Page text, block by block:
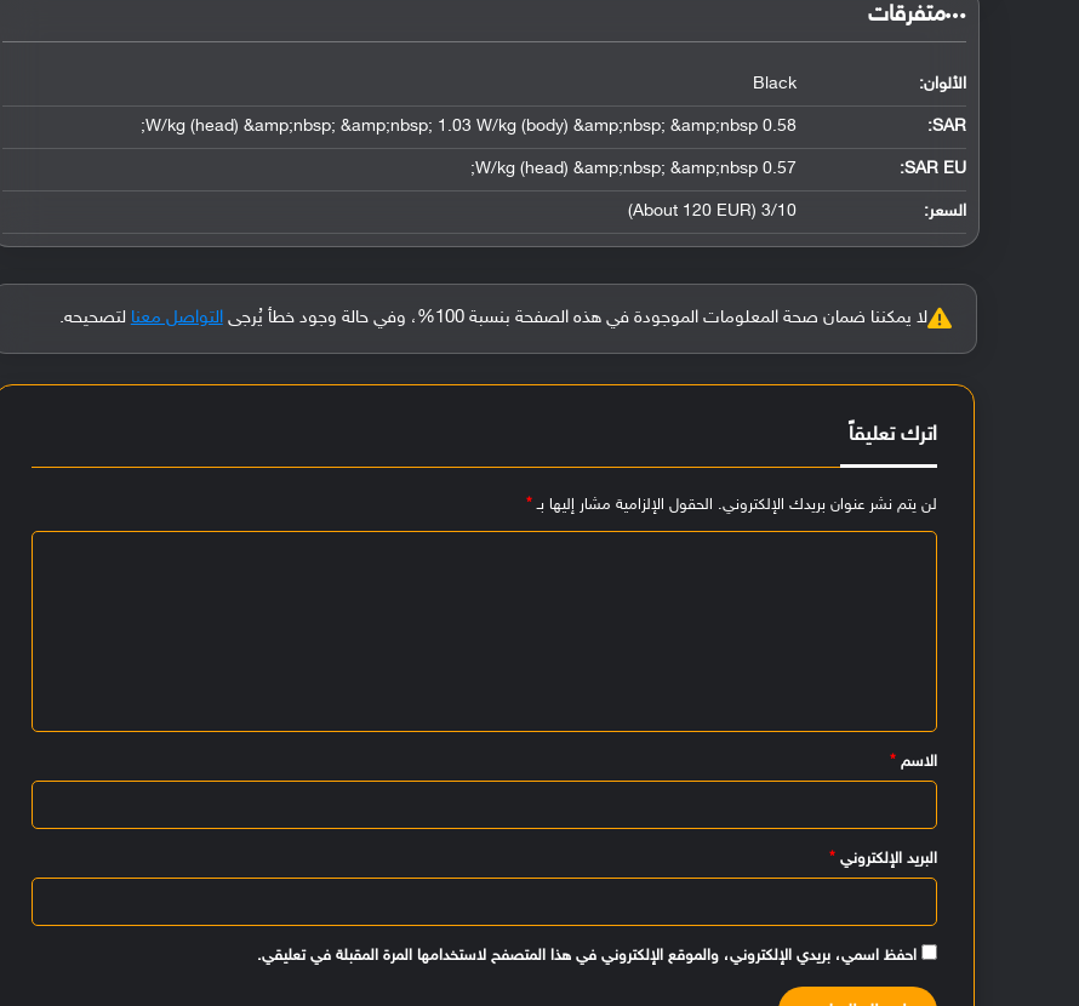
‏متفرقات‏
الألوان: Black
SAR
:
0.58 W/kg (head) &amp;nbsp; &amp;nbsp; 1.03 W/kg (body) &amp;nbsp; &amp;nbsp;
SAR EU:
0.57 W/kg (head) &amp;nbsp; &amp;nbsp;
السعر: 3/10 (About 120 EUR)
لا يمكننا ضمان صحة المعلومات الموجودة في هذه الصفحة بنسبة 100%، وفي حالة وجود خطأ يُرجى التواصل معنا لتصحيحه.
اترك تعليقاً
لن يتم نشر عنوان بريدك الإلكتروني. الحقول الإلزامية مشار إليها بـ*
الاسم*
البريد الإلكتروني*
احفظ اسمي، بريدي الإلكتروني، والموقع الإلكتروني في هذا المتصفح لاستخدامها المرة المقبلة في تعليقي.